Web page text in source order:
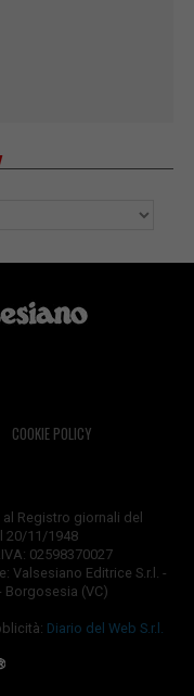
COOKIE POLICY
Registro giornali del
20/11/1948
02598370027
Valsesiano Editrice S.r.l. -
Borgosesia (VC)
Diario del Web S.r.l.